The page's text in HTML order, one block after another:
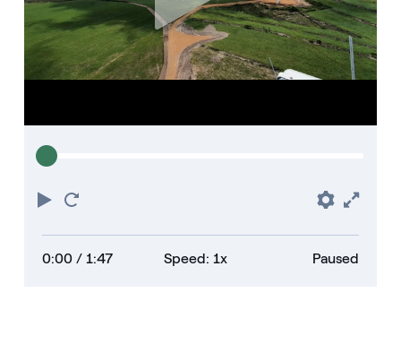
Play
0:00/ 1:47 Speed: 1x Paused